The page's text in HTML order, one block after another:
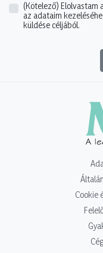
(Kötelező) Elolvastam
az adataim
küldése céljából.
Cookie